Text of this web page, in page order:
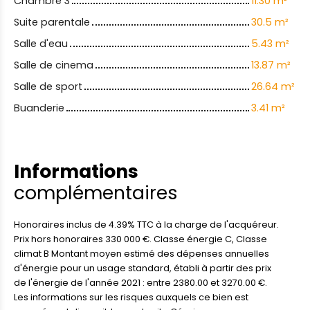
Suite parentale
30.5 m²
Salle d'eau
5.43 m²
Salle de cinema
13.87 m²
Salle de sport
26.64 m²
Buanderie
3.41 m²
Informations
complémentaires
Honoraires inclus de 4.39% TTC à la charge de l'acquéreur.
Prix hors honoraires 330 000 €. Classe énergie C, Classe
climat B Montant moyen estimé des dépenses annuelles
d'énergie pour un usage standard, établi à partir des prix
de l'énergie de l'année 2021 : entre 2380.00 et 3270.00 €.
Les informations sur les risques auxquels ce bien est